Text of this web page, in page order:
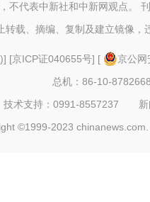
不代表中新社和中新网观点。
转载、摘编、复制及建立镜像，
] [京ICP证040655号] [
京公
总机：86-10-
术支持：0991-8557237
©1999-2023